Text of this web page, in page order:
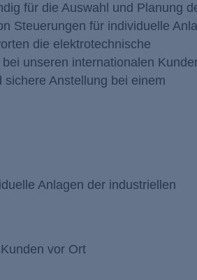
für die Auswahl und Planung
Steuerungen für individuelle
die elektrotechnische
unseren internationalen
Anstellung bei einem
Anlagen der industriellen
vor Ort